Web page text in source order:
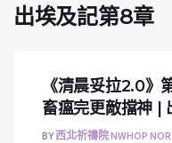
出埃及記第8章
《清晨妥拉2.0》
畜瘟完更敵擋神 |
BY西北祈禱院 NWHOP